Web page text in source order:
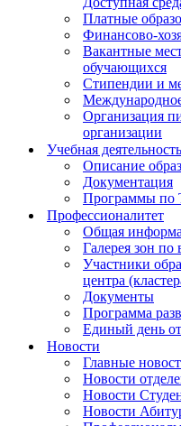
Платные
Финансово-
Вакантные
обучающихся
Стипендии и
Организация
организации
Учебная деятельность
Описание
Документация
Программы
Профессионалитет
Общая
Галерея зон по
Участники
центра
Документы
Программа
Единый день
Новости
Главные
Новости
Новости
Новости